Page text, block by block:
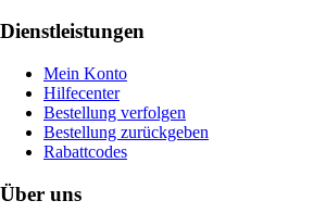
Dienstleistungen
Mein Konto
Hilfecenter
Bestellung verfolgen
Bestellung zurückgeben
Rabattcodes
Über uns